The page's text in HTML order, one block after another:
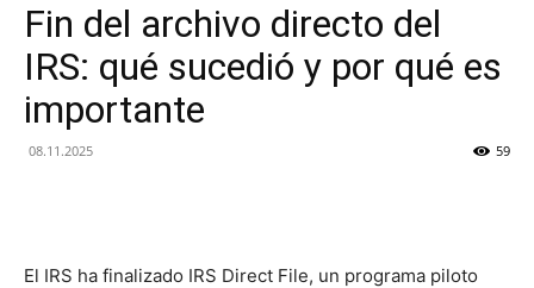
Fin del archivo directo del
IRS: qué sucedió y por qué es
importante
08.11.2025 59
El IRS ha finalizado IRS Direct File, un programa piloto